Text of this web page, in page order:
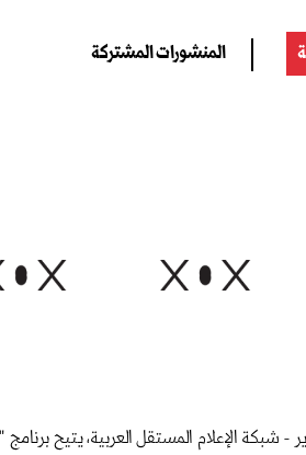
المنشورات المشتركة
في فبراير - شبكة الإعلام المستقل العربية،